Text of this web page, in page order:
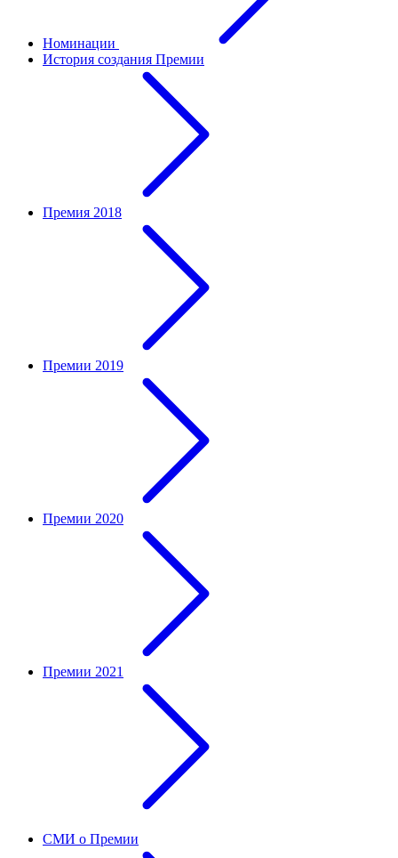
Номинации
История создания Премии
Премия 2018
Премии 2019
Премии 2020
Премии 2021
СМИ о Премии